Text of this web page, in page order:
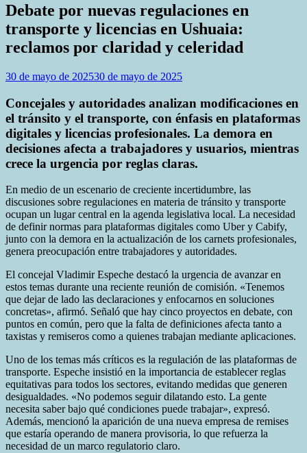
Debate por nuevas regulaciones en
transporte y licencias en Ushuaia:
reclamos por claridad y celeridad
30 de mayo de 202530 de mayo de 2025
Concejales y autoridades analizan modificaciones en
el tránsito y el transporte, con énfasis en plataformas
digitales y licencias profesionales. La demora en
decisiones afecta a trabajadores y usuarios, mientras
crece la urgencia por reglas claras.
En medio de un escenario de creciente incertidumbre, las
discusiones sobre regulaciones en materia de tránsito y transporte
ocupan un lugar central en la agenda legislativa local. La necesidad
de definir normas para plataformas digitales como Uber y Cabify,
junto con la demora en la actualización de los carnets profesionales,
genera preocupación entre trabajadores y autoridades.
El concejal Vladimir Espeche destacó la urgencia de avanzar en
estos temas durante una reciente reunión de comisión. «Tenemos
que dejar de lado las declaraciones y enfocarnos en soluciones
concretas», afirmó. Señaló que hay cinco proyectos en debate, con
puntos en común, pero que la falta de definiciones afecta tanto a
taxistas y remiseros como a quienes trabajan mediante aplicaciones.
Uno de los temas más críticos es la regulación de las plataformas de
transporte. Espeche insistió en la importancia de establecer reglas
equitativas para todos los sectores, evitando medidas que generen
desigualdades. «No podemos seguir dilatando esto. La gente
necesita saber bajo qué condiciones puede trabajar», expresó.
Además, mencionó la aparición de una nueva empresa de remises
que estaría operando de manera provisoria, lo que refuerza la
necesidad de un marco regulatorio claro.